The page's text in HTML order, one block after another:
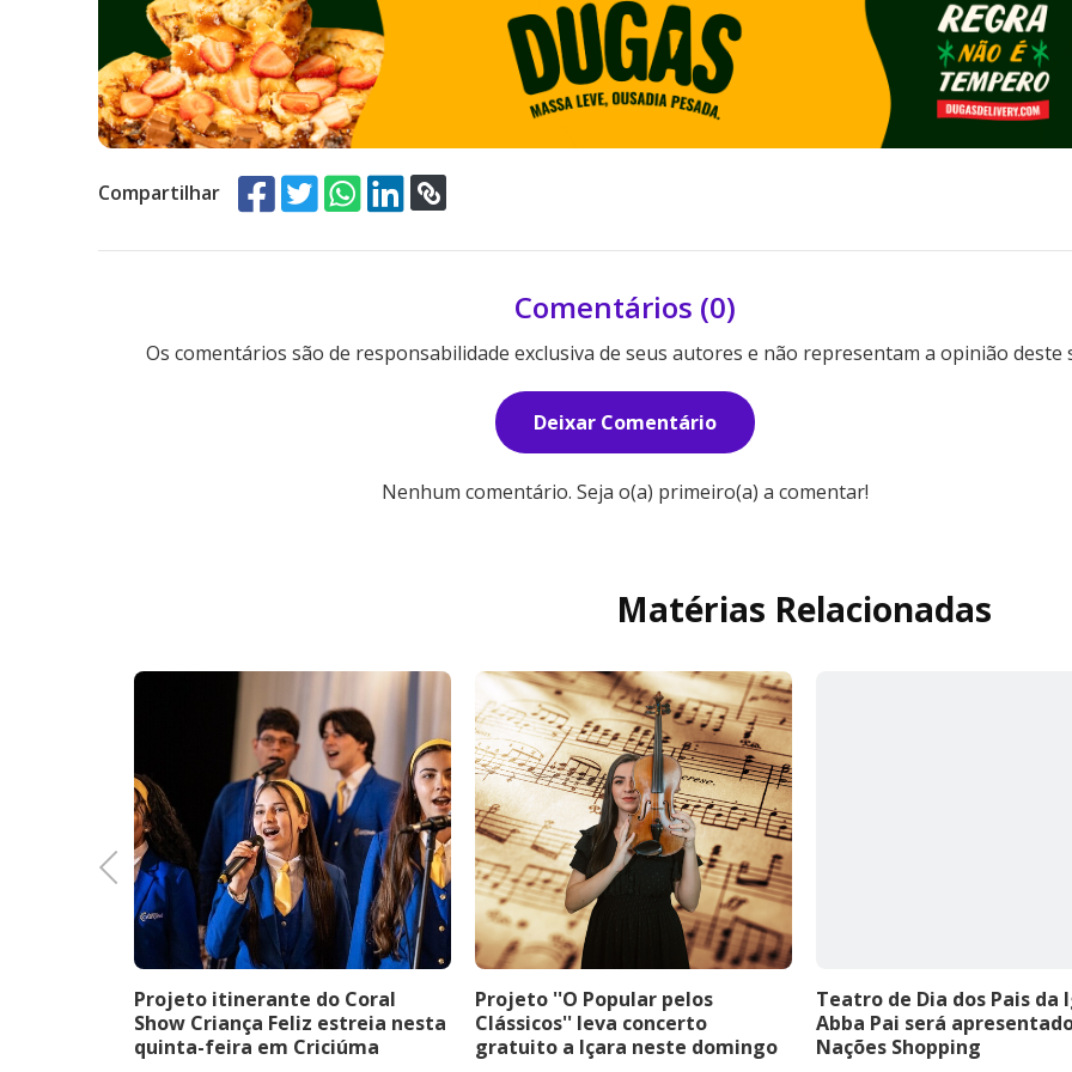
Compartilhar
Comentários (0)
Os comentários são de responsabilidade exclusiva de seus autores e não representam a opinião deste
Deixar Comentário
Nenhum comentário. Seja o(a) primeiro(a) a comentar!
Matérias Relacionadas
Previous
Projeto itinerante do Coral
Show Criança Feliz estreia nesta
quinta-feira em Criciúma
Projeto ''O Popular pelos
Clássicos'' leva concerto
gratuito a Içara neste domingo
Teatro de Dia dos Pais da
Abba Pai será
Nações Shopping